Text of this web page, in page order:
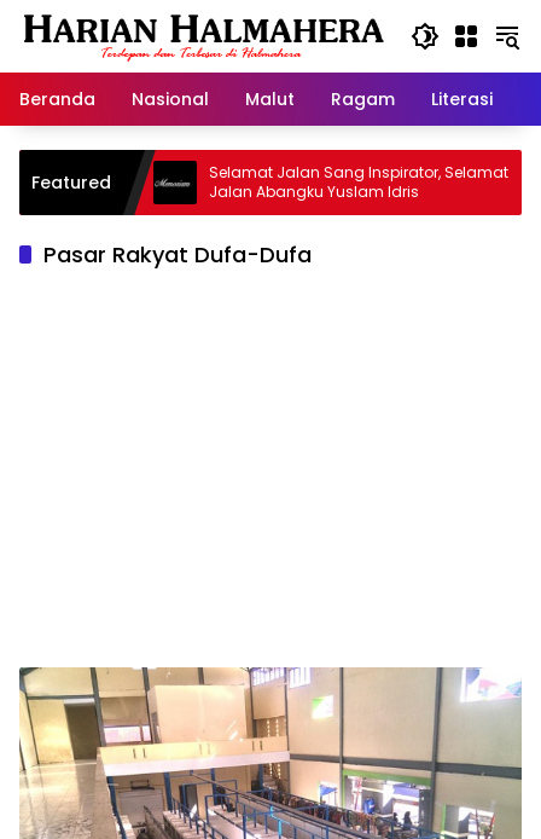
Langsung
Beranda
Nasional Malut Ragam Literasi
Featured
Warisan
Selamat Jalan Sang Inspirator, Selamat
Jalan Abangku Yuslam Idris
Pasar Rakyat Dufa-Dufa